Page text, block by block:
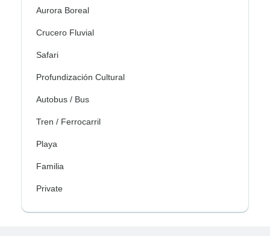
Aurora Boreal
Crucero Fluvial
Safari
Profundización Cultural
Autobus / Bus
Tren / Ferrocarril
Playa
Familia
Private